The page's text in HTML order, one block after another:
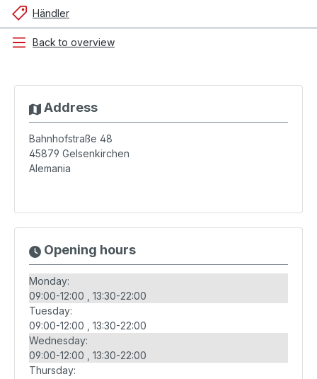
Händler
Back to overview
Address
Bahnhofstraße 48
45879 Gelsenkirchen
Alemania
Opening hours
Monday:
09:00-12:00
13:30-22:00
Tuesday:
09:00-12:00
13:30-22:00
Wednesday:
09:00-12:00
13:30-22:00
Thursday: